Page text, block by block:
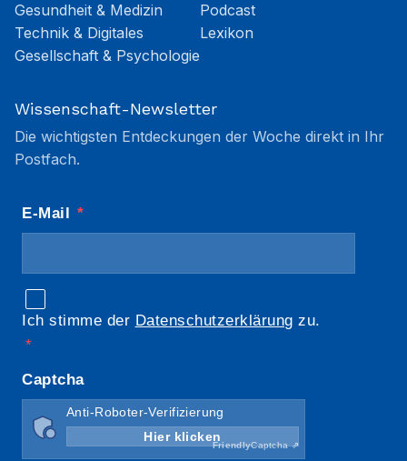
Gesundheit & Medizin
Technik & Digitales
Gesellschaft & Psychologie
Podcast
Lexikon
Wissenschaft-Newsletter
Die wichtigsten Entdeckungen der Woche direkt in Ihr
Postfach.